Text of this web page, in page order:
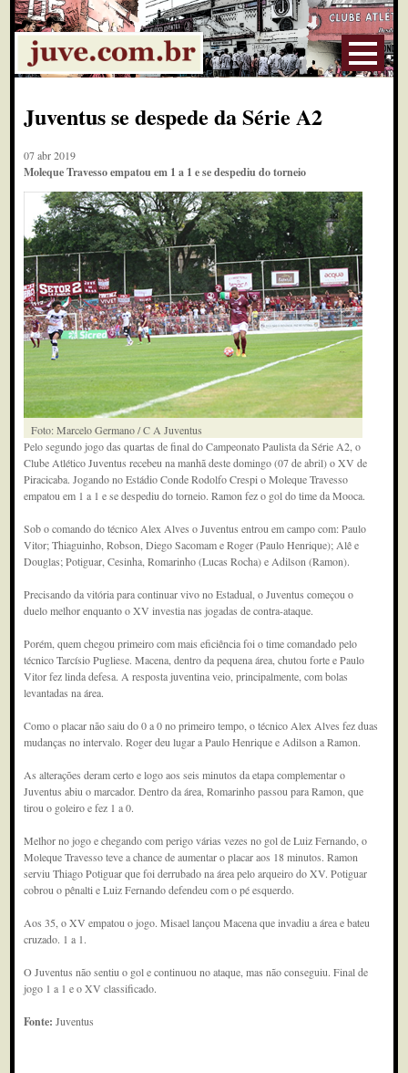
Juventus se despede da Série A2
07 abr 2019
Moleque Travesso empatou em 1 a 1 e se despediu do torneio
Foto: Marcelo Germano / C A Juventus
Pelo segundo jogo das quartas de final do Campeonato Paulista da Série A2, o
Clube Atlético Juventus recebeu na manhã deste domingo (07 de abril) o XV de
Piracicaba. Jogando no Estádio Conde Rodolfo Crespi o Moleque Travesso
empatou em 1 a 1 e se despediu do torneio. Ramon fez o gol do time da Mooca.
Sob o comando do técnico Alex Alves o Juventus entrou em campo com: Paulo
Vitor; Thiaguinho, Robson, Diego Sacomam e Roger (Paulo Henrique); Alê e
Douglas; Potiguar, Cesinha, Romarinho (Lucas Rocha) e Adilson (Ramon).
Precisando da vitória para continuar vivo no Estadual, o Juventus começou o
duelo melhor enquanto o XV investia nas jogadas de contra-ataque.
Porém, quem chegou primeiro com mais eficiência foi o time comandado pelo
técnico Tarcísio Pugliese. Macena, dentro da pequena área, chutou forte e Paulo
Vitor fez linda defesa. A resposta juventina veio, principalmente, com bolas
levantadas na área.
Como o placar não saiu do 0 a 0 no primeiro tempo, o técnico Alex Alves fez duas
mudanças no intervalo. Roger deu lugar a Paulo Henrique e Adilson a Ramon.
As alterações deram certo e logo aos seis minutos da etapa complementar o
Juventus abiu o marcador. Dentro da área, Romarinho passou para Ramon, que
tirou o goleiro e fez 1 a 0.
Melhor no jogo e chegando com perigo várias vezes no gol de Luiz Fernando, o
Moleque Travesso teve a chance de aumentar o placar aos 18 minutos. Ramon
serviu Thiago Potiguar que foi derrubado na área pelo arqueiro do XV. Potiguar
cobrou o pênalti e Luiz Fernando defendeu com o pé esquerdo.
Aos 35, o XV empatou o jogo. Misael lançou Macena que invadiu a área e bateu
cruzado. 1 a 1.
O Juventus não sentiu o gol e continuou no ataque, mas não conseguiu. Final de
jogo 1 a 1 e o XV classificado.
Fonte:Juventus